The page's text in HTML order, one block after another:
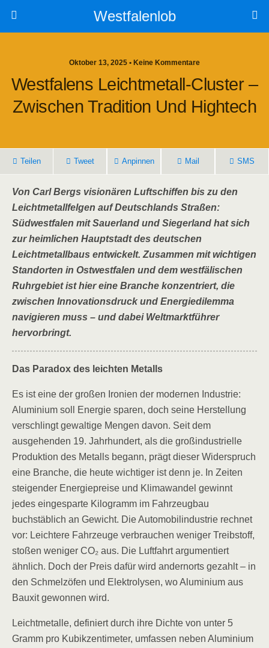
Westfalenlob
Oktober 13, 2025 • Keine Kommentare
Westfalens Leichtmetall-Cluster –
Zwischen Tradition Und Hightech
Teilen Tweet Anpinnen Mail SMS
Von Carl Bergs visionären Luftschiffen bis zu den
Leichtmetallfelgen auf Deutschlands Straßen:
Südwestfalen mit Sauerland und Siegerland hat sich
zur heimlichen Hauptstadt des deutschen
Leichtmetallbaus entwickelt. Zusammen mit wichtigen
Standorten in Ostwestfalen und dem westfälischen
Ruhrgebiet ist hier eine Branche konzentriert, die
zwischen Innovationsdruck und Energiedilemma
navigieren muss – und dabei Weltmarktführer
hervorbringt.
Das Paradox des leichten Metalls
Es ist eine der großen Ironien der modernen Industrie:
Aluminium soll Energie sparen, doch seine Herstellung
verschlingt gewaltige Mengen davon. Seit dem
ausgehenden 19. Jahrhundert, als die großindustrielle
Produktion des Metalls begann, prägt dieser Widerspruch
eine Branche, die heute wichtiger ist denn je. In Zeiten
steigender Energiepreise und Klimawandel gewinnt
jedes eingesparte Kilogramm im Fahrzeugbau
buchstäblich an Gewicht. Die Automobilindustrie rechnet
vor: Leichtere Fahrzeuge verbrauchen weniger Treibstoff,
stoßen weniger CO₂ aus. Die Luftfahrt argumentiert
ähnlich. Doch der Preis dafür wird andernorts gezahlt – in
den Schmelzöfen und Elektrolysen, wo Aluminium aus
Bauxit gewonnen wird.
Leichtmetalle, definiert durch ihre Dichte von unter 5
Gramm pro Kubikzentimeter, umfassen neben Aluminium